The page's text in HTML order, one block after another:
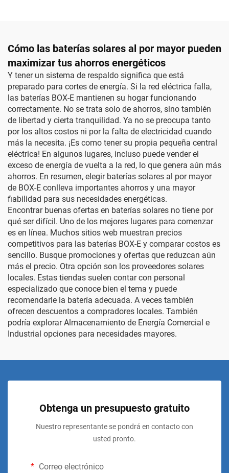
Cómo las baterías solares al por mayor pueden
maximizar tus ahorros energéticos
Y tener un sistema de respaldo significa que está
preparado para cortes de energía. Si la red eléctrica falla,
las baterías BOX-E mantienen su hogar funcionando
correctamente. No se trata solo de ahorros, sino también
de libertad y cierta tranquilidad. Ya no se preocupa tanto
por los altos costos ni por la falta de electricidad cuando
más la necesita. ¡Es como tener su propia pequeña central
eléctrica! En algunos lugares, incluso puede vender el
exceso de energía de vuelta a la red, lo que genera aún más
ahorros. En resumen, elegir baterías solares al por mayor
de BOX-E conlleva importantes ahorros y una mayor
fiabilidad para sus necesidades energéticas.
Encontrar buenas ofertas en baterías solares no tiene por
qué ser difícil. Uno de los mejores lugares para comenzar
es en línea. Muchos sitios web muestran precios
competitivos para las baterías BOX-E y comparar costos es
sencillo. Busque promociones y ofertas que reduzcan aún
más el precio. Otra opción son los proveedores solares
locales. Estas tiendas suelen contar con personal
especializado que conoce bien el tema y puede
recomendarle la batería adecuada. A veces también
ofrecen descuentos a compradores locales. También
podría explorarAlmacenamiento de Energía Comercial e
Industrial opciones para necesidades mayores.
Obtenga un presupuesto gratuito
Nuestro representante se pondrá en contacto con
usted pronto.
Correo electrónico